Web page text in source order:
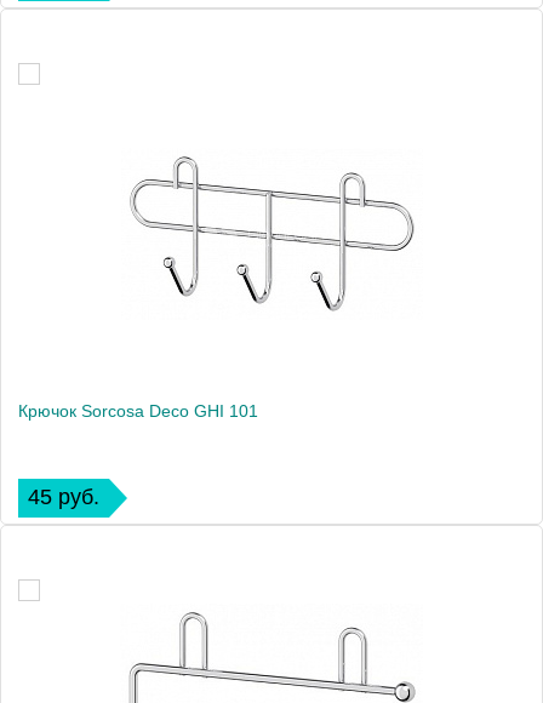
Крючок Sorcosa Deco GHI 101
45 руб.